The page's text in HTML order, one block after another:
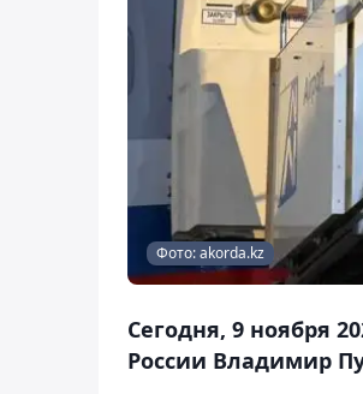
Фото: akorda.kz
Сегодня, 9 ноября
России Владимир